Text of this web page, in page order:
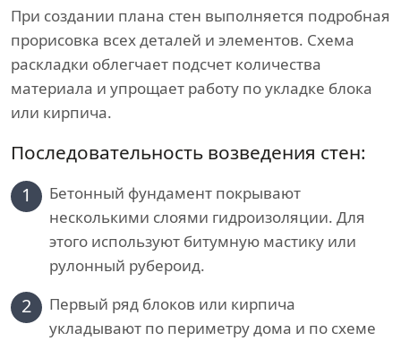
При создании плана стен выполняется подробная
прорисовка всех деталей и элементов. Схема
раскладки облегчает подсчет количества
материала и упрощает работу по укладке блока
или кирпича.
Последовательность возведения стен:
1
Бетонный фундамент покрывают
несколькими слоями гидроизоляции. Для
этого используют битумную мастику или
рулонный рубероид.
2
Первый ряд блоков или кирпича
укладывают по периметру дома и по схеме